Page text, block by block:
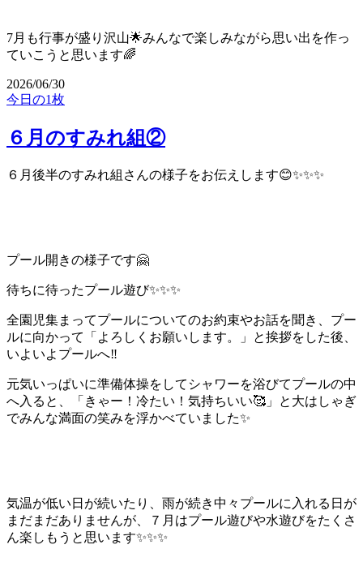
7月も行事が盛り沢山🌟みんなで楽しみながら思い出を作っ
ていこうと思います🌈
2026/06/30
今日の1枚
６月のすみれ組②
６月後半のすみれ組さんの様子をお伝えします😊✨✨✨
プール開きの様子です🤗
待ちに待ったプール遊び✨✨✨
全園児集まってプールについてのお約束やお話を聞き、プー
ルに向かって「よろしくお願いします。」と挨拶をした後、
いよいよプールへ‼️
元気いっぱいに準備体操をしてシャワーを浴びてプールの中
へ入ると、「きゃー！冷たい！気持ちいい🥰」と大はしゃぎ
でみんな満面の笑みを浮かべていました✨
気温が低い日が続いたり、雨が続き中々プールに入れる日が
まだまだありませんが、７月はプール遊びや水遊びをたくさ
ん楽しもうと思います✨✨✨